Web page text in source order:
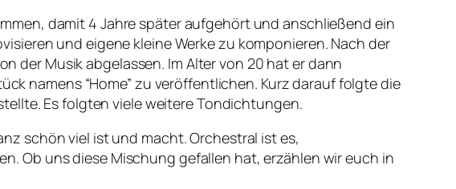
damit 4 Jahre später aufgehört und anschließend ein
und eigene kleine Werke zu komponieren. Nach der
der Musik abgelassen. Im Alter von 20 hat er dann
namens “Home” zu veröffentlichen. Kurz darauf folgte die
Es folgten viele weitere Tondichtungen.
schön viel ist und macht. Orchestral ist es,
Ob uns diese Mischung gefallen hat, erzählen wir euch in